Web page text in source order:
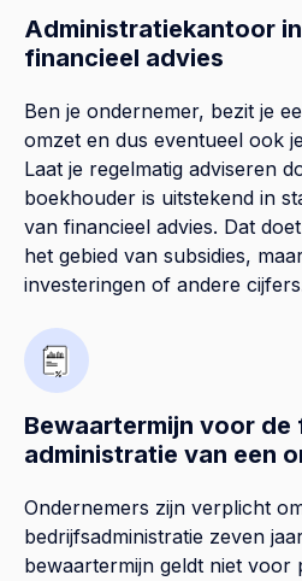
Administratiekantoor
financieel advies
Ben je ondernemer, bezit je
omzet en dus eventueel ook
Laat je regelmatig adviseren
boekhouder is uitstekend in
van financieel advies. Dat
het gebied van subsidies,
investeringen of andere
Bewaartermijn voor de
administratie van een
Ondernemers zijn verplicht
bedrijfsadministratie zeven
bewaartermijn geldt niet voor